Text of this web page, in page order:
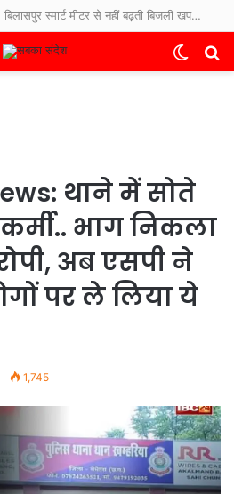
छत्तीसगढ़ स्टेट पावर कंपनीज़, बिलासपुर स्मार्ट मीटर से नहीं बढ़ती बिजली खपत, आंकड़ों ने दूर किया भ्रम, बिलासपुर षहर वृत्त केे 81 प्रतिशत उपभोक्ताओं के बिजली बिल में आई कमी
Switch
थाने में सोते
भाग निकला
अब एसपी ने
पर ले लिया ये
1,745